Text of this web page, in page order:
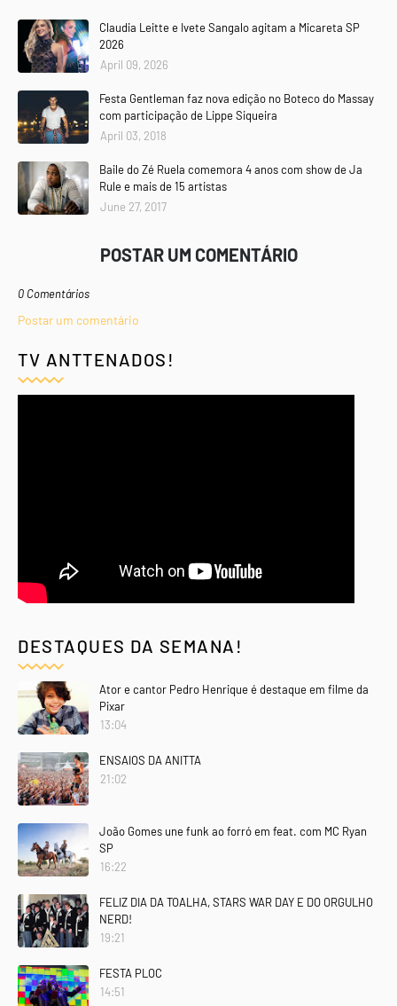
Claudia Leitte e Ivete Sangalo agitam a Micareta SP
2026
April 09, 2026
Festa Gentleman faz nova edição no Boteco do Massay
com participação de Lippe Siqueira
April 03, 2018
Baile do Zé Ruela comemora 4 anos com show de Ja
Rule e mais de 15 artistas
June 27, 2017
POSTAR UM COMENTÁRIO
0 Comentários
Postar um comentário
TV ANTTENADOS!
DESTAQUES DA SEMANA!
Ator e cantor Pedro Henrique é destaque em filme da
Pixar
13:04
ENSAIOS DA ANITTA
21:02
João Gomes une funk ao forró em feat. com MC Ryan
SP
16:22
FELIZ DIA DA TOALHA, STARS WAR DAY E DO ORGULHO
NERD!
19:21
FESTA PLOC
14:51